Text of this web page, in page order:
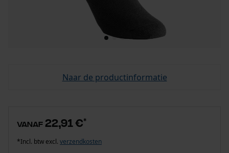
Naar de productinformatie
vanaf 22,91 €*
*Incl. btw excl. verzendkosten